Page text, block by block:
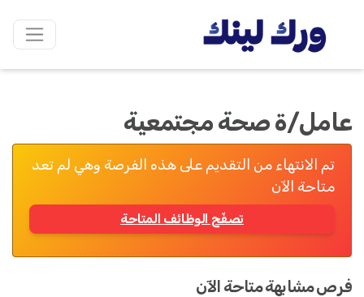
عامل/ة صحة مجتمعية
تم الانتهاء من التقديم على هذه الفرصة وهي لم تعد
متاحة الآن
تصفّح الوظائف المتاحة
فرص مشابهة متاحة الآن